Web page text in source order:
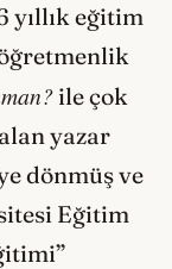
yıllık eğitim
ile çok
yazar
dönmüş ve
Eğitim